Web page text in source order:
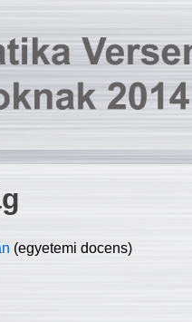
(egyetemi docens)